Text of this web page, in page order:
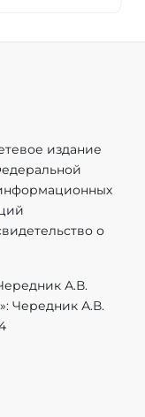
издание
о
А.В.
Чередник А.В.